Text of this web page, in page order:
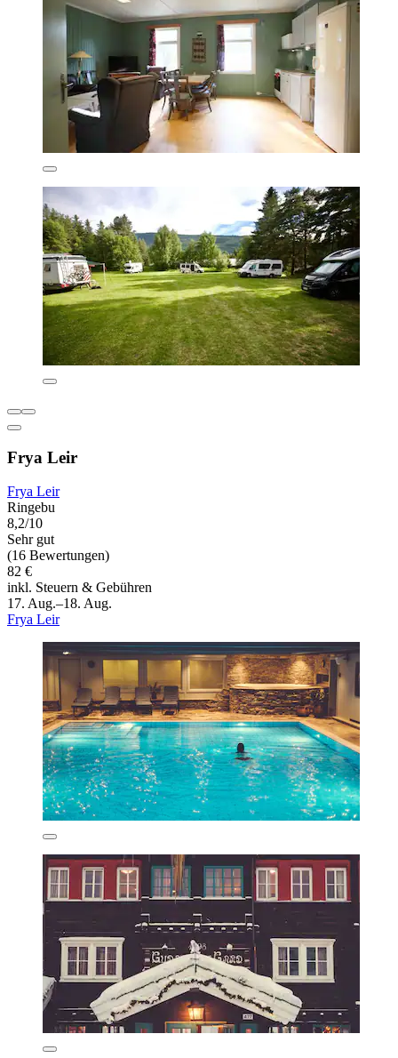
Frya Leir
Frya Leir
Ringebu
8,2/10
Sehr gut
(16 Bewertungen)
82 €
inkl. Steuern & Gebühren
17. Aug.–18. Aug.
Frya Leir